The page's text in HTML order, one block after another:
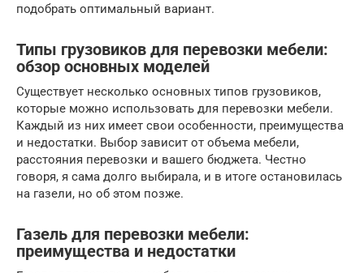
подобрать оптимальный вариант.
Типы грузовиков для перевозки мебели:
обзор основных моделей
Существует несколько основных типов грузовиков,
которые можно использовать для перевозки мебели.
Каждый из них имеет свои особенности, преимущества
и недостатки. Выбор зависит от объема мебели,
расстояния перевозки и вашего бюджета. Честно
говоря, я сама долго выбирала, и в итоге остановилась
на газели, но об этом позже.
Газель для перевозки мебели:
преимущества и недостатки